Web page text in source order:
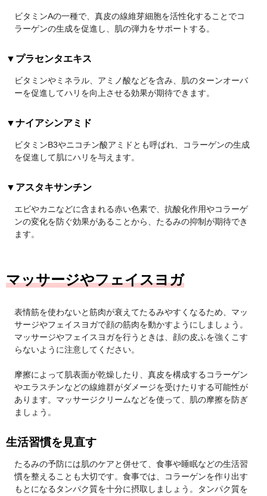
ビタミンAの一種で、真皮の線維芽細胞を活性化することでコ
ラーゲンの生成を促進し、肌の弾力をサポートする。
▼プラセンタエキス
ビタミンやミネラル、アミノ酸などを含み、肌のターンオーバ
ーを促進してハリを向上させる効果が期待できます。
▼ナイアシンアミド
ビタミンB3やニコチン酸アミドとも呼ばれ、コラーゲンの生成
を促進して肌にハリを与えます。
▼アスタキサンチン
エビやカニなどに含まれる赤い色素で、抗酸化作用やコラーゲ
ンの変化を防ぐ効果があることから、たるみの抑制が期待でき
ます。
マッサージやフェイスヨガ
表情筋を使わないと筋肉が衰えてたるみやすくなるため、マッ
サージやフェイスヨガで顔の筋肉を動かすようにしましょう。
マッサージやフェイスヨガを行うときは、顔の皮ふを強くこす
らないように注意してください。
摩擦によって肌表面が乾燥したり、真皮を構成するコラーゲン
やエラスチンなどの線維群がダメージを受けたりする可能性が
あります。マッサージクリームなどを使って、肌の摩擦を防ぎ
ましょう。
生活習慣を見直す
たるみの予防には肌のケアと併せて、食事や睡眠などの生活習
慣を整えることも大切です。食事では、コラーゲンを作り出す
もとになるタンパク質を十分に摂取しましょう。タンパク質を